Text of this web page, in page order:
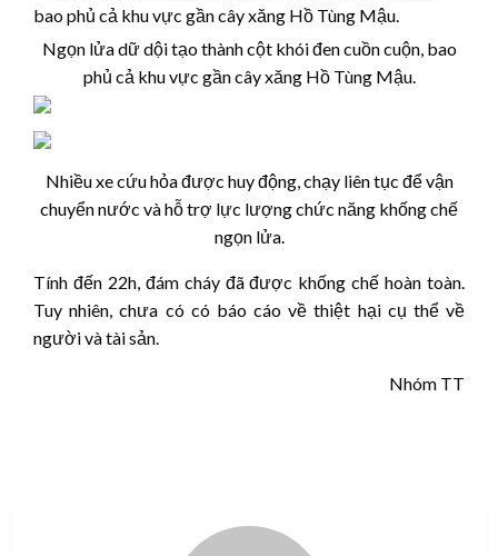
Ngọn lửa dữ dội tạo thành cột khói đen cuồn cuộn, bao
phủ cả khu vực gần cây xăng Hồ Tùng Mậu.
Nhiều xe cứu hỏa được huy động, chạy liên tục để vận
chuyển nước và hỗ trợ lực lượng chức năng khống chế
ngọn lửa.
Tính đến 22h, đám cháy đã được khống chế hoàn toàn.
Tuy nhiên, chưa có có báo cáo về thiệt hại cụ thể về
người và tài sản.
Nhóm TT